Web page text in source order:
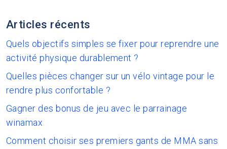
Articles récents
Quels objectifs simples se fixer pour reprendre une
activité physique durablement ?
Quelles pièces changer sur un vélo vintage pour le
rendre plus confortable ?
Gagner des bonus de jeu avec le parrainage
winamax
Comment choisir ses premiers gants de MMA sans